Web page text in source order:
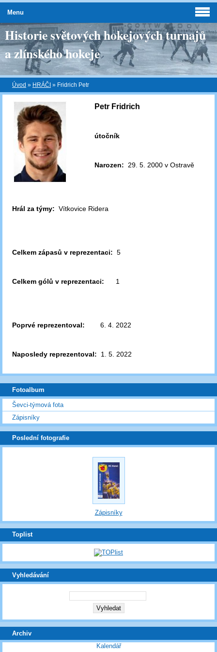
Historie světových hokejových turnajů
a zlínského hokeje
Úvod » HRÁČI » Fridrich Petr
Petr Fridrich
útočník
Narozen: 29. 5. 2000 v Ostravě
Hrál za týmy: Vítkovice Ridera
Celkem zápasů v reprezentaci: 5
Celkem gólů v reprezentaci: 1
Poprvé reprezentoval: 6. 4. 2022
Naposledy reprezentoval: 1. 5. 2022
Menu
Fotoalbum
Ševci-týmová fota
Zápisníky
Poslední fotografie
Zápisníky
Toplist
Vyhledávání
Archiv
Kalendář